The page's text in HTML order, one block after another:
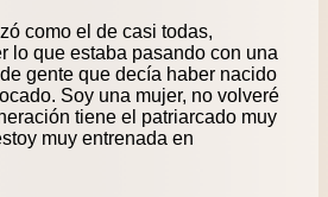
como el de casi todas,
lo que estaba pasando con una
gente que decía haber nacido
Soy una mujer, no volveré
tiene el patriarcado muy
muy entrenada en